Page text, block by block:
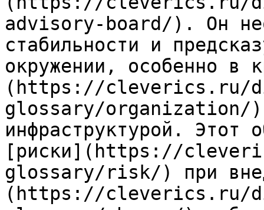
advisory-board/). Он
стабильности и
окружении, особенно в
(https://cleverics.ru/
glossary/organization/)
инфраструктурой. Этот
[риски](https://
glossary/risk/) при
(https://cleverics.ru/